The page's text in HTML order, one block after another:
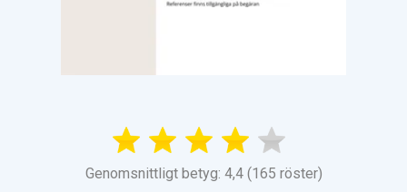
Genomsnittligt betyg: 4,4 (165 röster)